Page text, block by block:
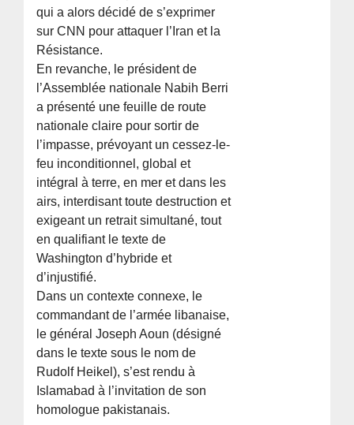
qui a alors décidé de s’exprimer
sur CNN pour attaquer l’Iran et la
Résistance.
En revanche, le président de
l’Assemblée nationale Nabih Berri
a présenté une feuille de route
nationale claire pour sortir de
l’impasse, prévoyant un cessez-le-
feu inconditionnel, global et
intégral à terre, en mer et dans les
airs, interdisant toute destruction et
exigeant un retrait simultané, tout
en qualifiant le texte de
Washington d’hybride et
d’injustifié.
Dans un contexte connexe, le
commandant de l’armée libanaise,
le général Joseph Aoun (désigné
dans le texte sous le nom de
Rudolf Heikel), s’est rendu à
Islamabad à l’invitation de son
homologue pakistanais.